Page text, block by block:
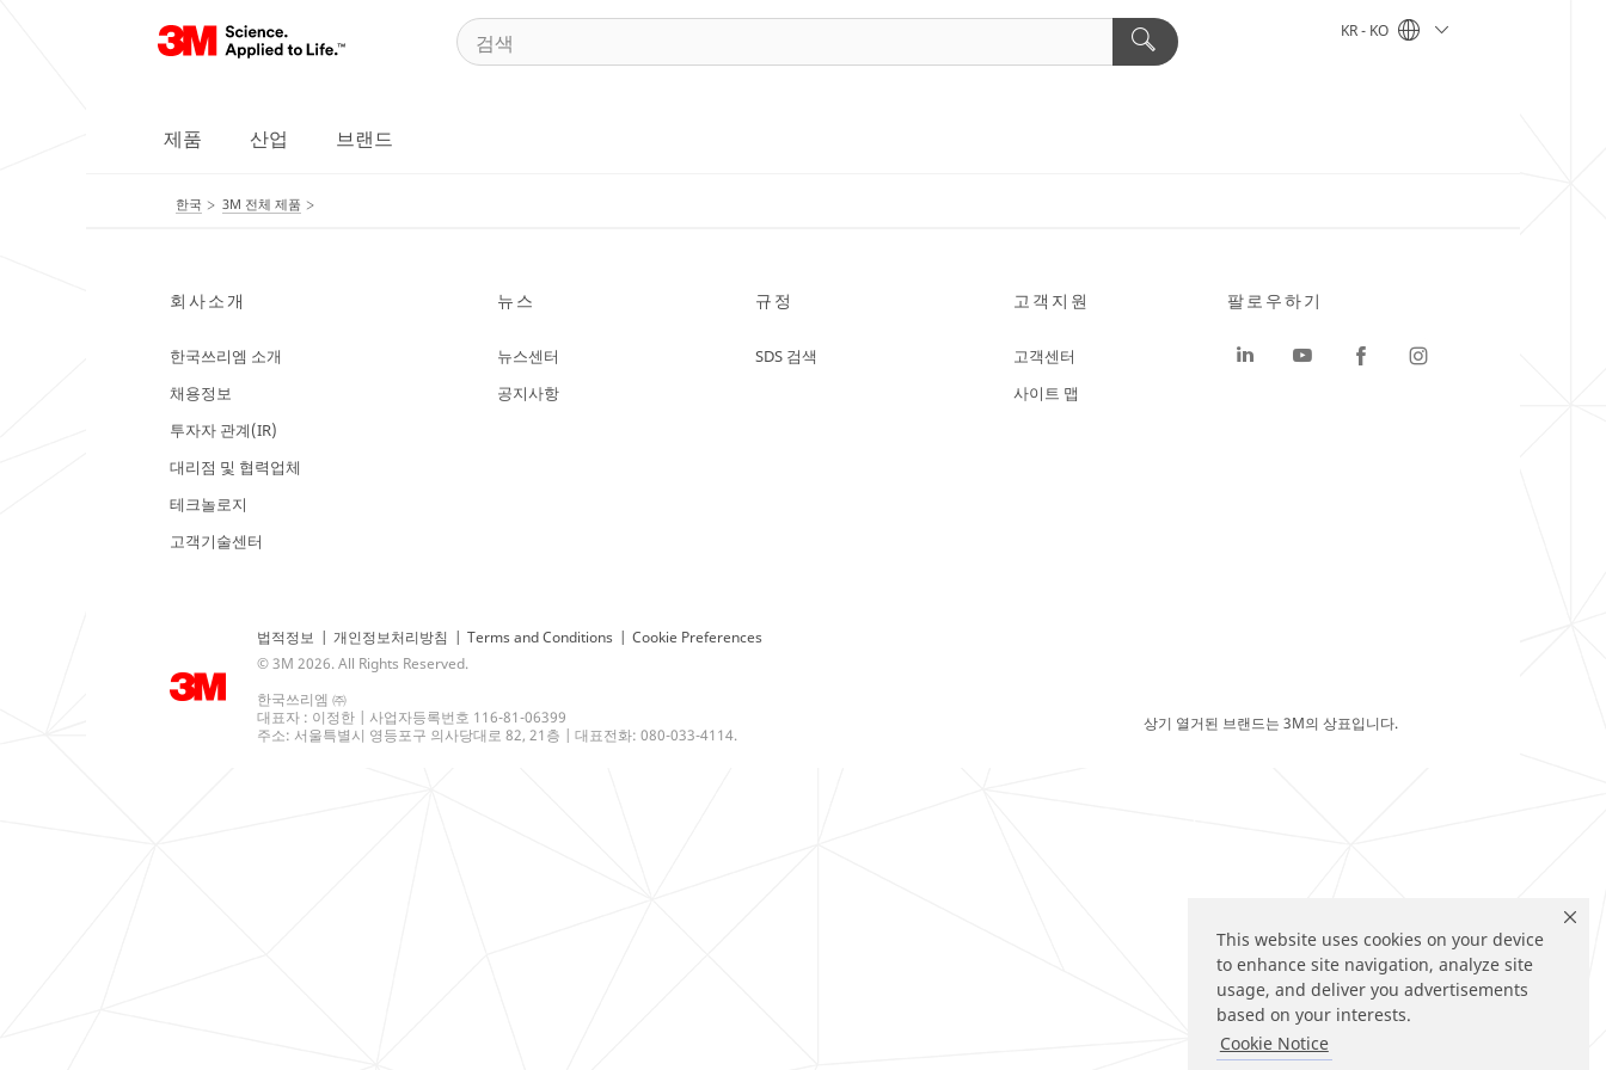
This website uses cookies on your device
to enhance site navigation, analyze site
usage, and deliver you advertisements
based on your interests.
Cookie Notice
KR - KO
제품 산업 브랜드
한국 3M 전체 제품
회사소개
한국쓰리엠 소개
채용정보
투자자 관계(IR)
대리점 및 협력업체
테크놀로지
고객기술센터
뉴스
뉴스센터
공지사항
규정
SDS 검색
고객지원
고객센터
사이트 맵
법적정보 | 개인정보처리방침 | Terms and Conditions | Cookie Preferences
© 3M 2026. All Rights Reserved.
한국쓰리엠 ㈜
대표자 : 이정한 | 사업자등록번호 116-81-06399
주소: 서울특별시 영등포구 의사당대로 82, 21층 | 대표전화: 080-033-4114.
팔로우하기
상기 열거된 브랜드는 3M의 상표입니다.